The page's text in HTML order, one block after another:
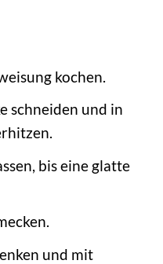
kochen.
schneiden und in
bis eine glatte
und mit